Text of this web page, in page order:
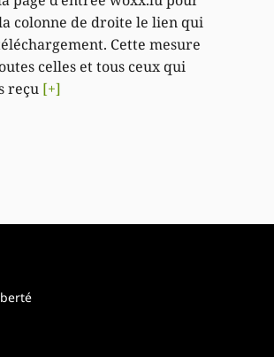
colonne de droite le lien qui
Cette mesure
celles et tous ceux qui
reçu [+]